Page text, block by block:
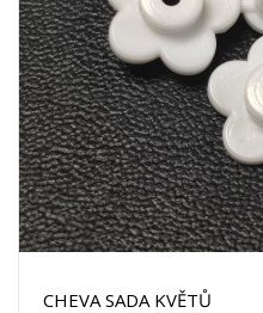
CHEVA SADA KVĚTŮ